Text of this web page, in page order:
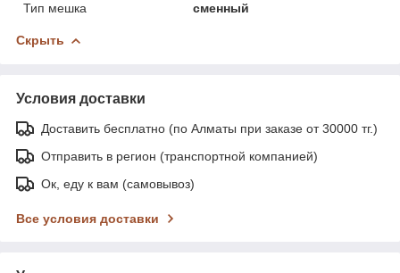
Тип мешка
сменный
Скрыть
Условия доставки
Доставить бесплатно (по Алматы при заказе от 30000 тг.)
Отправить в регион (транспортной компанией)
Ок, еду к вам (самовывоз)
Все условия доставки